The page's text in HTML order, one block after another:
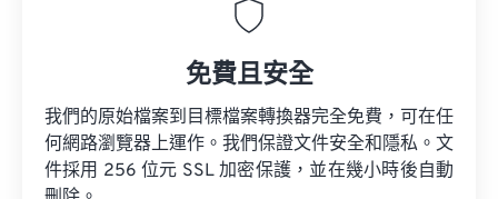
免費且安全
我們的原始檔案到目標檔案轉換器完全免費，可在任
何網路瀏覽器上運作。我們保證文件安全和隱私。文
件採用 256 位元 SSL 加密保護，並在幾小時後自動